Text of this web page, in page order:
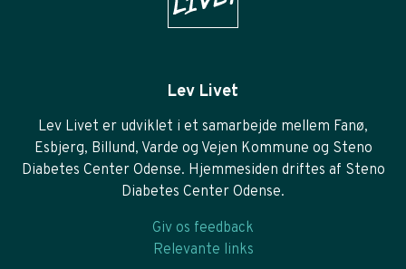
Lev Livet
Lev Livet er udviklet i et samarbejde mellem Fanø,
Esbjerg, Billund, Varde og Vejen Kommune og Steno
Diabetes Center Odense. Hjemmesiden driftes af Steno
Diabetes Center Odense.
Giv os feedback
Relevante links